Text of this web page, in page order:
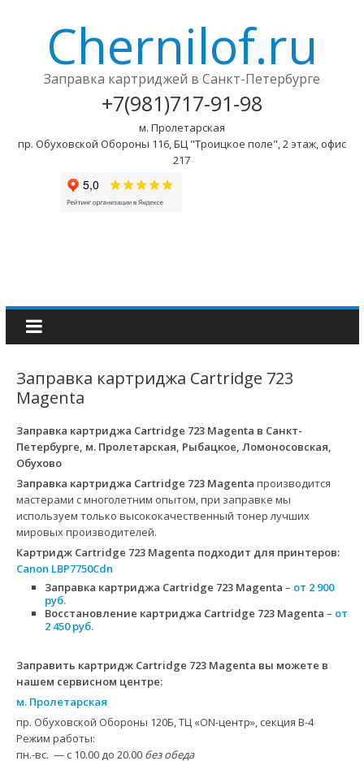
Chernilof.ru
Заправка картриджей в Санкт-Петербурге
+7(981)717-91-98
м. Пролетарская
пр. Обуховской Обороны 116, БЦ "Троицкое поле", 2 этаж, офис
217
Заправка картриджа Cartridge 723
Magenta
Заправка картриджа Cartridge 723 Magenta в Санкт-
Петербурге, м. Пролетарская, Рыбацкое, Ломоносовская,
Обухово
Заправка картриджа Cartridge 723 Magenta производится
мастерами с многолетним опытом, при заправке мы
используем только высококачественный тонер лучших
мировых производителей.
Картридж Cartridge 723 Magenta подходит для принтеров:
Canon LBP7750Cdn
Заправка картриджа Cartridge 723 Magenta – от 2 900
руб.
Восстановление картриджа Cartridge 723 Magenta – от
2 450 руб.
Заправить картридж Cartridge 723 Magenta вы можете в
нашем сервисном центре:
м. Пролетарская
пр. Обуховской Обороны 120Б, ТЦ «ON-центр», секция B-4
Режим работы:
пн.-вс. — с 10.00 до 20.00 без обеда